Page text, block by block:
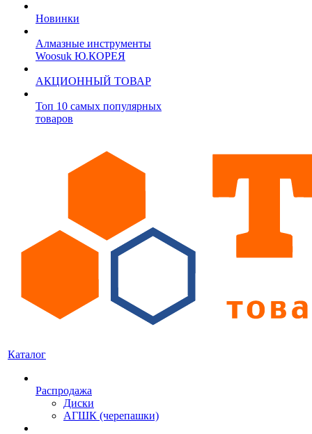
Новинки
Алмазные инструменты
Woosuk Ю.КОРЕЯ
АКЦИОННЫЙ ТОВАР
Топ 10 самых популярных
товаров
Каталог
Распродажа
Диски
АГШК (черепашки)